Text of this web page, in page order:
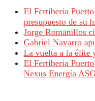
El Fertiberia
presupuesto de su
Jorge Romanillos
Gabriel Navarro
La vuelta a la élite
El Fertiberia
Nexus Energía